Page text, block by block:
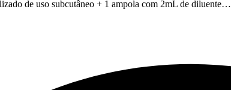
de uso subcutâneo + 1 ampola com 2mL de diluente…